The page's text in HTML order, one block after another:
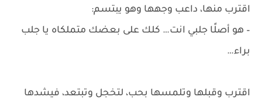
اقترب منها، داعب وجهها وهو يبتسم:
– هو أصلًا جلبي انت… كلك على بعضك متملكاه يا جلب
براء…
اقترب وقبلها وتلمسها بحب، لتخجل وتبتعد، فيشدها